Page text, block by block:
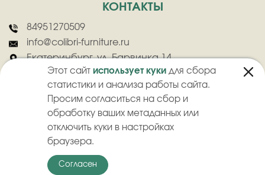
Этот сайт использует куки для сбора
статистики и анализа работы сайта.
Просим согласиться на сбор и
обработку ваших метаданных или
отключить куки в настройках
браузера.
Согласен
КОНТАКТЫ
84951270509
info@colibri-furniture.ru
Екатеринбург, ул. Барвинка 14
ООО "Колибри" - Оптовая продажа швейной фурнитуры
Политика конфиденциальности
Пользовательское соглашение